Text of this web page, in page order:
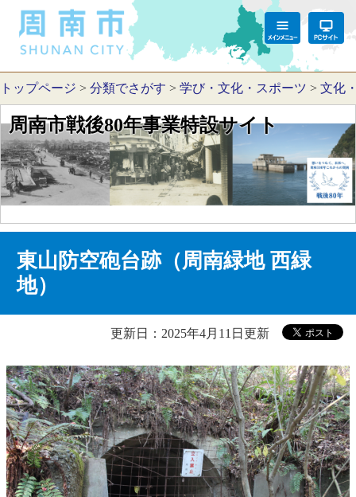
トップページ > 分類でさがす > 学び・文化・スポーツ > 文化
周南市戦後80年事業特設サイト
東山防空砲台跡（周南緑地 西緑
地）
更新日：2025年4月11日更新